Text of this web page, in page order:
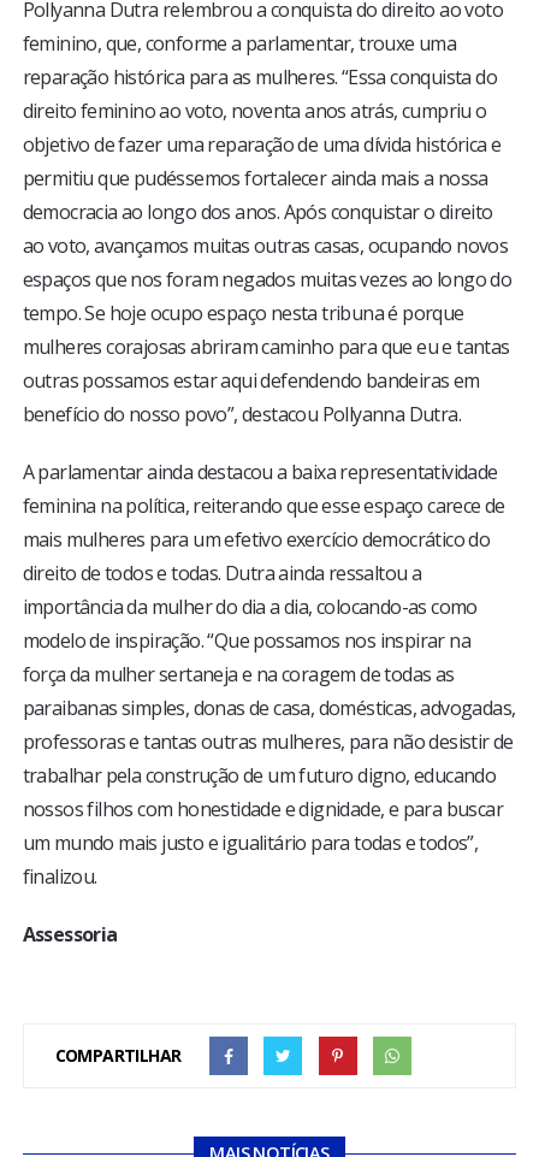
Pollyanna Dutra relembrou a conquista do direito ao voto
feminino, que, conforme a parlamentar, trouxe uma
reparação histórica para as mulheres. “Essa conquista do
direito feminino ao voto, noventa anos atrás, cumpriu o
objetivo de fazer uma reparação de uma dívida histórica e
permitiu que pudéssemos fortalecer ainda mais a nossa
democracia ao longo dos anos. Após conquistar o direito
ao voto, avançamos muitas outras casas, ocupando novos
espaços que nos foram negados muitas vezes ao longo do
tempo. Se hoje ocupo espaço nesta tribuna é porque
mulheres corajosas abriram caminho para que eu e tantas
outras possamos estar aqui defendendo bandeiras em
benefício do nosso povo”, destacou Pollyanna Dutra.
A parlamentar ainda destacou a baixa representatividade
feminina na política, reiterando que esse espaço carece de
mais mulheres para um efetivo exercício democrático do
direito de todos e todas. Dutra ainda ressaltou a
importância da mulher do dia a dia, colocando-as como
modelo de inspiração. “Que possamos nos inspirar na
força da mulher sertaneja e na coragem de todas as
paraibanas simples, donas de casa, domésticas, advogadas,
professoras e tantas outras mulheres, para não desistir de
trabalhar pela construção de um futuro digno, educando
nossos filhos com honestidade e dignidade, e para buscar
um mundo mais justo e igualitário para todas e todos”,
finalizou.
Assessoria
COMPARTILHAR
MAIS NOTÍCIAS